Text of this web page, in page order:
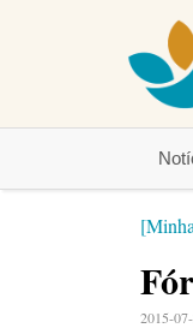
2015-